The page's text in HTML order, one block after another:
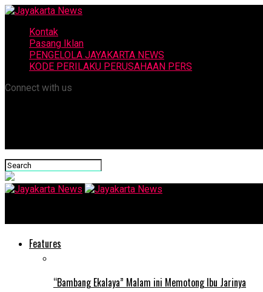
Kontak
Pasang Iklan
PENGELOLA JAYAKARTA NEWS
KODE PERILAKU PERUSAHAAN PERS
Connect with us
Features
“Bambang Ekalaya” Malam ini Memotong Ibu Jarinya